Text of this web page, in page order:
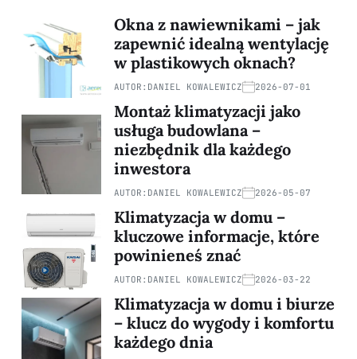
Okna z nawiewnikami – jak
zapewnić idealną wentylację
w plastikowych oknach?
AUTOR: DANIEL KOWALEWICZ 2026-07-01
Montaż klimatyzacji jako
usługa budowlana –
niezbędnik dla każdego
inwestora
AUTOR: DANIEL KOWALEWICZ 2026-05-07
Klimatyzacja w domu –
kluczowe informacje, które
powinieneś znać
AUTOR: DANIEL KOWALEWICZ 2026-03-22
Klimatyzacja w domu i biurze
– klucz do wygody i komfortu
każdego dnia